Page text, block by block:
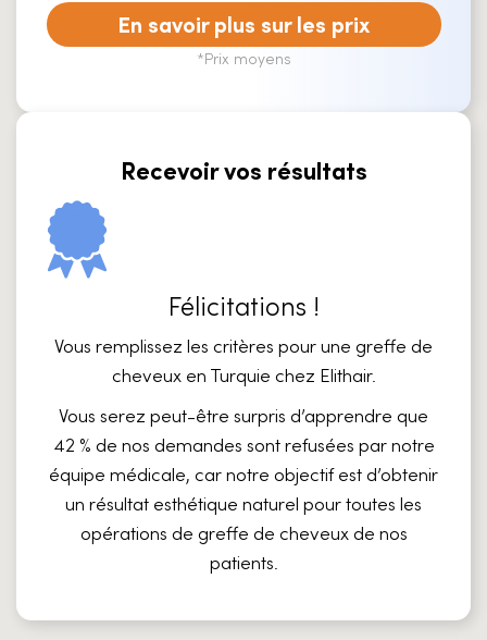
En savoir plus sur les prix
*Prix moyens
Recevoir vos résultats
Félicitations !
Vous remplissez les critères pour une greffe de
cheveux en Turquie chez Elithair.
Vous serez peut-être surpris d’apprendre que
42 % de nos demandes sont refusées par notre
équipe médicale, car notre objectif est d’obtenir
un résultat esthétique naturel pour toutes les
opérations de greffe de cheveux de nos
patients.